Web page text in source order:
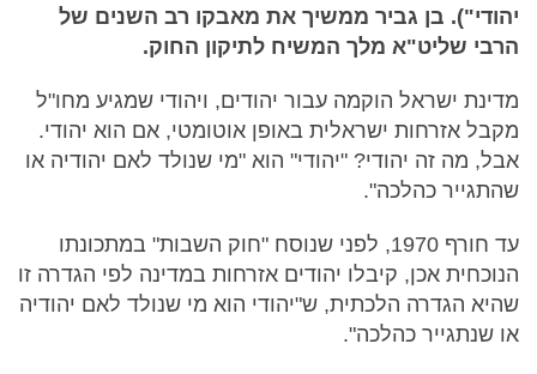
יהודי"). בן גביר ממשיך את מאבקו רב השנים של
הרבי שליט"א מלך המשיח לתיקון החוק.
מדינת ישראל הוקמה עבור יהודים, ויהודי שמגיע מחו"ל
מקבל אזרחות ישראלית באופן אוטומטי, אם הוא יהודי.
אבל, מה זה יהודי? "יהודי" הוא "מי שנולד לאם יהודיה או
שהתגייר כהלכה".
עד חורף 1970, לפני שנוסח "חוק השבות" במתכונתו
הנוכחית אכן, קיבלו יהודים אזרחות במדינה לפי הגדרה זו
שהיא הגדרה הלכתית, ש"יהודי הוא מי שנולד לאם יהודיה
או שנתגייר כהלכה".